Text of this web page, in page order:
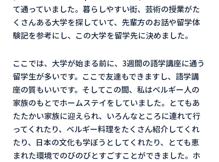
て通っていました。暮らしやすい街、芸術の授業がた
くさんある大学を探していて、先輩方のお話や留学体
験記を参考にし、この大学を留学先に決めました。
ここでは、大学が始まる前に、3週間の語学講座に通う
留学生が多いです。ここで友達もできますし、語学講
座の質もいいです。そしてこの間、私はベルギー人の
家族のもとでホームステイをしていました。とてもあ
たたかい家族に迎えられ、いろんなところに連れて行
ってくれたり、ベルギー料理をたくさん紹介してくれ
たり、日本の文化も学ぼうとしてくれたり、とても恵
まれた環境でのびのびとすごすことができました。ホ